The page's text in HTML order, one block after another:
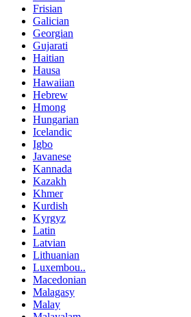
Frisian
Galician
Georgian
Gujarati
Haitian
Hausa
Hawaiian
Hebrew
Hmong
Hungarian
Icelandic
Igbo
Javanese
Kannada
Kazakh
Khmer
Kurdish
Kyrgyz
Latin
Latvian
Lithuanian
Luxembou..
Macedonian
Malagasy
Malay